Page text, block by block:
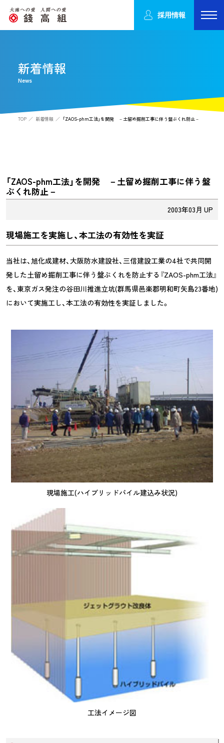
採用情報
新着情報
News
TOP 新着情報 「ZAOS-phm工法」を開発 －土留め掘削工事に伴う盤ぶくれ防止－
「ZAOS-phm工法」を開発 －土留め掘削工事に伴う盤
ぶくれ防止－
2003年03月 UP
現場施工を実施し、本工法の有効性を実証
当社は、旭化成建材、大阪防水建設社、三信建設工業の4社で共同開
発した土留め掘削工事に伴う盤ぶくれを防止する『ZAOS-phm工法』
を、東京ガス発注の谷田川推進立坑(群馬県邑楽郡明和町矢島23番地)
において実施工し、本工法の有効性を実証しました。
現場施工(ハイブリッドパイル建込み状況)
工法イメージ図